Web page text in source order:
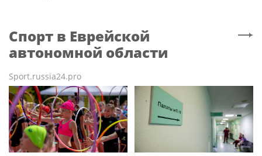
Спорт в Еврейской
автономной области
Sport.russia24.pro